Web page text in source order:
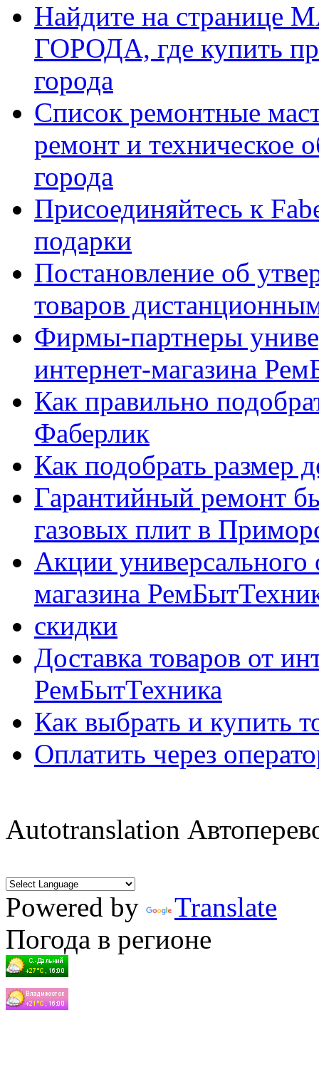
Найдите на
ГОРОДА, где купить
города
Список ремонтные
ремонт и техническое
города
Присоединяйтесь к
подарки
Постановление об
товаров
Фирмы-партнеры
интернет-магазина
Как правильно
Фаберлик
Как подобрать размер
Гарантийный ремонт
газовых плит в
Акции универсального
магазина
скидки
Доставка товаров от
РемБытТехника
Как выбрать и купить
Оплатить через
Autotranslation
Powered by
Translate
Погода в регионе